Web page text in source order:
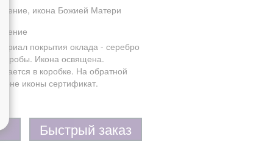
икона Божией Матери
покрытия оклада - серебро
пробы. Икона освящена.
в коробке. На обратной
иконы сертификат.
Быстрый заказ